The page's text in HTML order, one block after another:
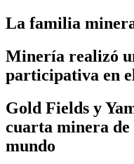
La familia
Minería realizó
participativa en
Gold Fields y
cuarta minera de
mundo